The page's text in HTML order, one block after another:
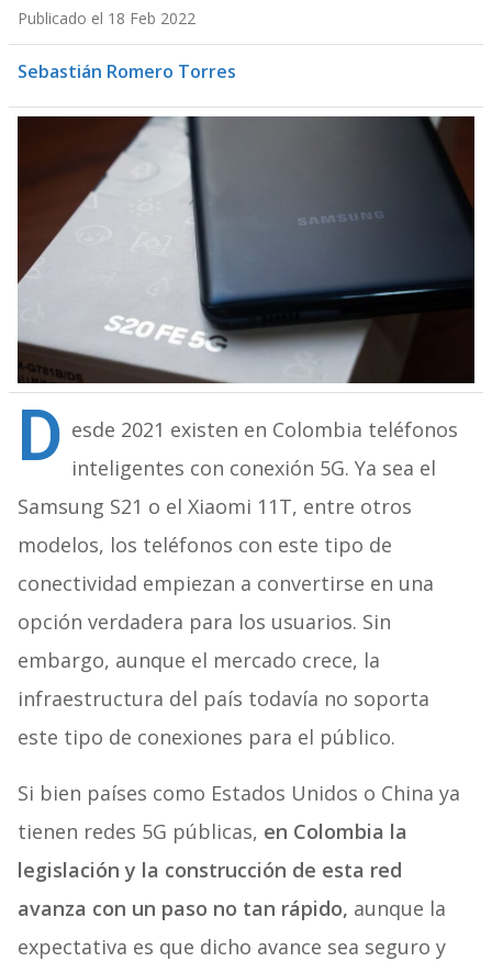
Publicado el 18 Feb 2022
Sebastián Romero Torres
D esde 2021 existen en Colombia teléfonos
inteligentes con conexión 5G. Ya sea el
Samsung S21 o el Xiaomi 11T, entre otros
modelos, los teléfonos con este tipo de
conectividad empiezan a convertirse en una
opción verdadera para los usuarios. Sin
embargo, aunque el mercado crece, la
infraestructura del país todavía no soporta
este tipo de conexiones para el público.
Si bien países como Estados Unidos o China ya
tienen redes 5G públicas, en Colombia la
legislación y la construcción de esta red
avanza con un paso no tan rápido, aunque la
expectativa es que dicho avance sea seguro y